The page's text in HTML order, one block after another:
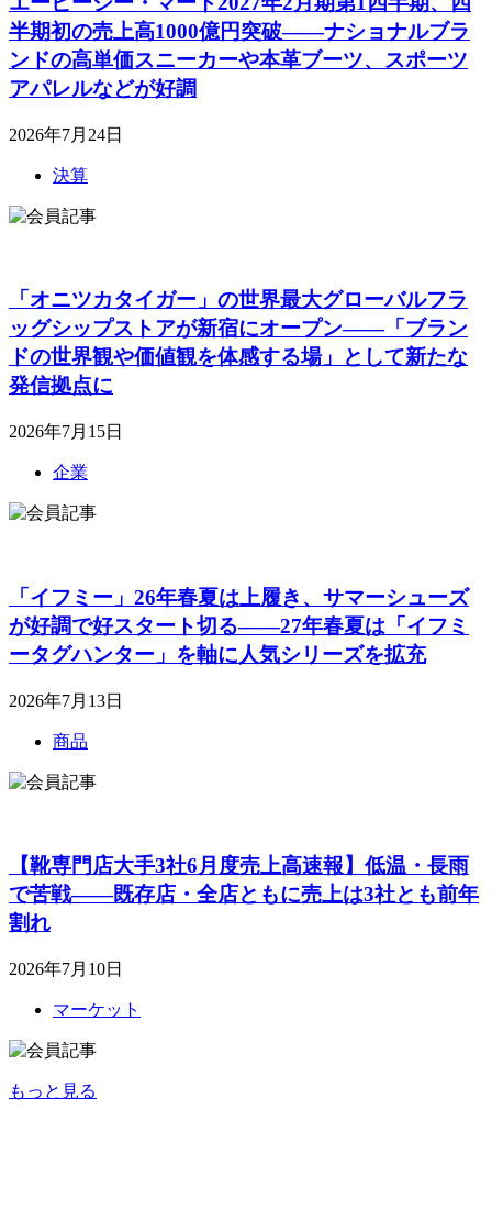
半期初の売上高1000億円突破――ナショナルブラ
ンドの高単価スニーカーや本革ブーツ、スポーツ
アパレルなどが好調
2026年7月24日
決算
「オニツカタイガー」の世界最大グローバルフラ
ッグシップストアが新宿にオープン――「ブラン
ドの世界観や価値観を体感する場」として新たな
発信拠点に
2026年7月15日
企業
「イフミー」26年春夏は上履き、サマーシューズ
が好調で好スタート切る――27年春夏は「イフミ
ータグハンター」を軸に人気シリーズを拡充
2026年7月13日
商品
【靴専門店大手3社6月度売上高速報】低温・長雨
で苦戦――既存店・全店ともに売上は3社とも前年
割れ
2026年7月10日
マーケット
もっと見る